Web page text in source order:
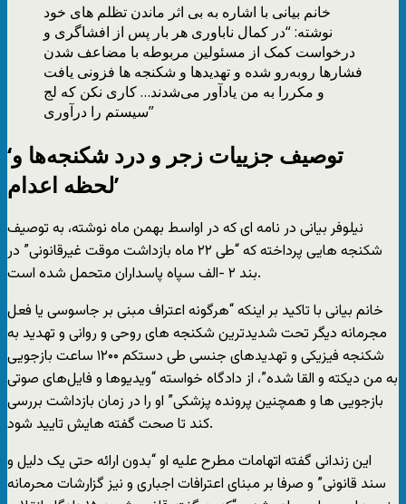
خانم بیانی با اشاره به بی اثر ماندن تظلم های خود
نوشته: “در کمال ناباوری هر بار پس از افشاگری و
درخواست کمک از مسئولین مربوطه با مضاعف شدن
فشارها روبه‌رو شده و تهدیدها و شکنجه ها فزونی یافت
و مکررا به من یادآور می‌شدند… کاری نکن که لج
سیستم را درآوری”
‘توصیف جزییات زجر و درد شکنجه‌ها و
لحظه اعدام’
نیلوفر بیانی در نامه ای که در اواسط بهمن ماه نوشته، به توصیف
شکنجه هایی پرداخته که “طی ۲۲ ماه بازداشت موقت غیرقانونی” در
بند ۲ -الف سپاه پاسداران متحمل شده است.
خانم بیانی با تاکید بر اینکه “هرگونه اعتراف مبنی بر جاسوسی یا فعل
مجرمانه دیگر تحت شدیدترین شکنجه های روحی و روانی و تهدید به
شکنجه فیزیکی و تهدیدهای جنسی طی دستکم ۱۲۰۰ ساعت بازجویی
به من دیکته و القا شده”، از دادگاه خواسته “ویدیوها و فایل‌های صوتی
بازجویی ها و همچنین پرونده پزشکی” او را در زمان بازداشت بررسی
کند تا صحت گفته هایش تایید شود.
این زندانی گفته اتهامات مطرح علیه او “بدون ارائه حتی یک دلیل و
سند قانونی” و صرفا بر مبنای اعترافات اجباری و نیز گزارشات محرمانه